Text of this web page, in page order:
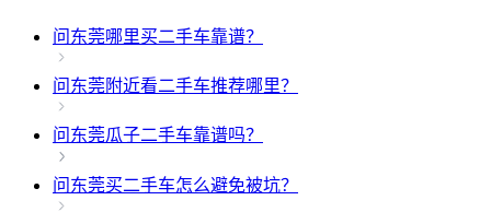
问东莞哪里买二手车靠谱？
问东莞附近看二手车推荐哪里？
问东莞瓜子二手车靠谱吗？
问东莞买二手车怎么避免被坑？